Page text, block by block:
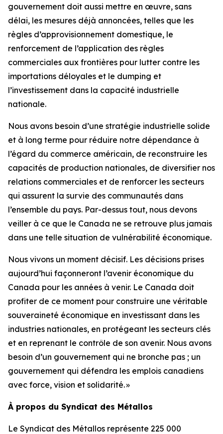
gouvernement doit aussi mettre en œuvre, sans
délai, les mesures déjà annoncées, telles que les
règles d’approvisionnement domestique, le
renforcement de l’application des règles
commerciales aux frontières pour lutter contre les
importations déloyales et le dumping et
l’investissement dans la capacité industrielle
nationale.
Nous avons besoin d’une stratégie industrielle solide
et à long terme pour réduire notre dépendance à
l’égard du commerce américain, de reconstruire les
capacités de production nationales, de diversifier nos
relations commerciales et de renforcer les secteurs
qui assurent la survie des communautés dans
l’ensemble du pays. Par-dessus tout, nous devons
veiller à ce que le Canada ne se retrouve plus jamais
dans une telle situation de vulnérabilité économique.
Nous vivons un moment décisif. Les décisions prises
aujourd’hui façonneront l’avenir économique du
Canada pour les années à venir. Le Canada doit
profiter de ce moment pour construire une véritable
souveraineté économique en investissant dans les
industries nationales, en protégeant les secteurs clés
et en reprenant le contrôle de son avenir. Nous avons
besoin d’un gouvernement qui ne bronche pas ; un
gouvernement qui défendra les emplois canadiens
avec force, vision et solidarité. »
À propos du Syndicat des Métallos
Le Syndicat des Métallos représente 225 000